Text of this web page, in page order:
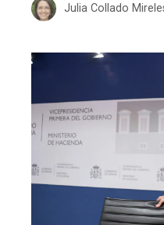
Julia Collado